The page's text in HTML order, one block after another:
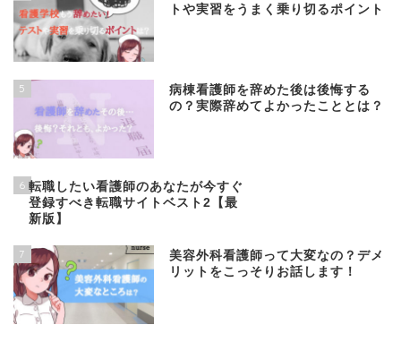
トや実習をうまく乗り切るポイント
5
病棟看護師を辞めた後は後悔する
の？実際辞めてよかったこととは？
6 転職したい看護師のあなたが今すぐ
登録すべき転職サイトベスト2【最
新版】
7
美容外科看護師って大変なの？デメ
リットをこっそりお話します！